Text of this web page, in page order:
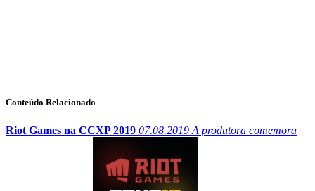
Conteúdo Relacionado
Riot Games na CCXP 2019 07.08.2019 A produtora comemora